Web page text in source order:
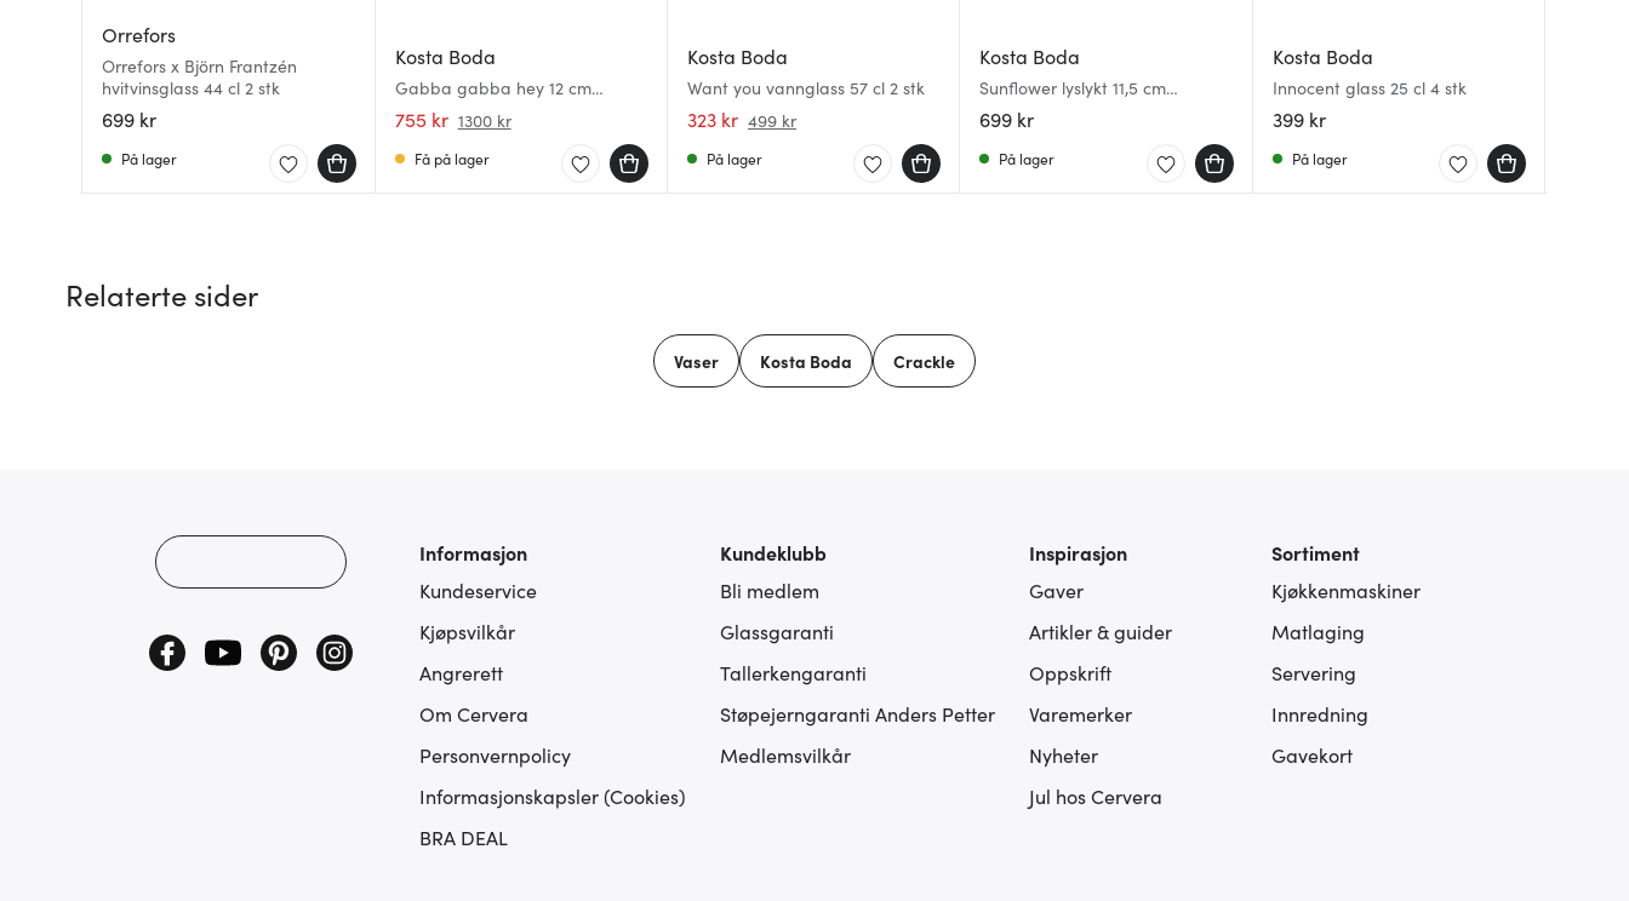
Orrefors
Orrefors x Björn Frantzén
hvitvinsglass 44 cl 2 stk
699 kr
På lager
Kosta Boda
Gabba gabba hey 12 cm
banana milk
755 kr 1300 kr
Få på lager
Kosta Boda
Want you vannglass 57 cl 2 stk
323 kr 499 kr
På lager
Kosta Boda
Sunflower lyslykt 11,5 cm
emerald green
699 kr
På lager
Kosta Boda
Innocent glass 25 cl 4 stk
399 kr
På lager
Relaterte sider
Vaser Kosta Boda Crackle
Informasjon
Kundeservice
Kjøpsvilkår
Angrerett
Om Cervera
Personvernpolicy
Informasjonskapsler (Cookies)
BRA DEAL
Kundeklubb
Bli medlem
Glassgaranti
Tallerkengaranti
Støpejerngaranti Anders Petter
Medlemsvilkår
Inspirasjon
Gaver
Artikler & guider
Oppskrift
Varemerker
Nyheter
Jul hos Cervera
Sortiment
Kjøkkenmaskiner
Matlaging
Servering
Innredning
Gavekort